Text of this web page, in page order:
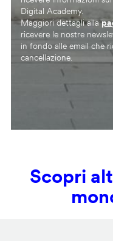
Digital Academy.
Maggiori dettagli alla
ricevere le nostre
in fondo alle email che
cancellazione.
Scopri